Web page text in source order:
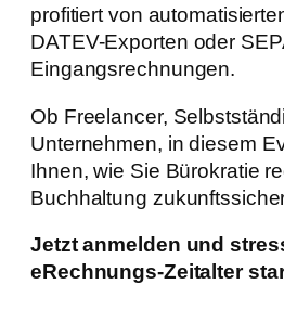
profitiert von
DATEV-Exporten oder
Eingangsrechnungen.
Ob Freelancer,
Unternehmen, in diesem
Ihnen, wie Sie Bürokratie
Buchhaltung
Jetzt anmelden und
eRechnungs-Zeitalter